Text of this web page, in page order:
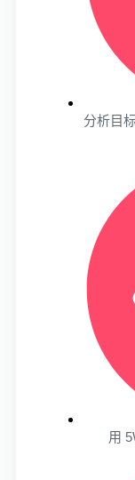
分析目
用